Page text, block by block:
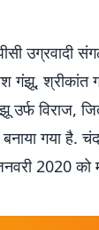
उग्रवादी
गंझू,
विराज,
गया है.
2020 को